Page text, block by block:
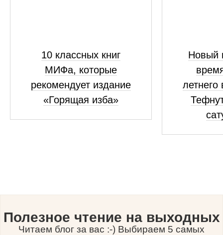
10 классных книг
МИФа, которые
рекомендует издание
«Горящая изба»
Новый
Полезное чтение на выходных
Читаем блог за вас :-) Выбираем 5 самых